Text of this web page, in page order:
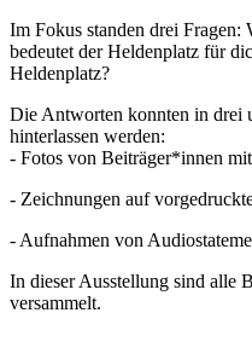
Im Fokus standen drei Fragen:
bedeutet der Heldenplatz für
Heldenplatz?
Die Antworten konnten in drei
hinterlassen werden:
- Fotos von Beiträger*innen
- Zeichnungen auf
- Aufnahmen von
In dieser Ausstellung sind alle
versammelt.